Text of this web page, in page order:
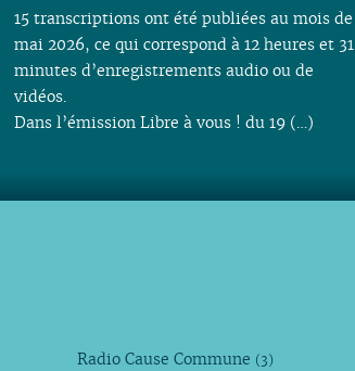
15 transcriptions ont été publiées au mois de
mai 2026, ce qui correspond à 12 heures et 31
minutes d’enregistrements audio ou de
vidéos.
Dans l’émission Libre à vous ! du 19 (…)
Radio Cause Commune (3)